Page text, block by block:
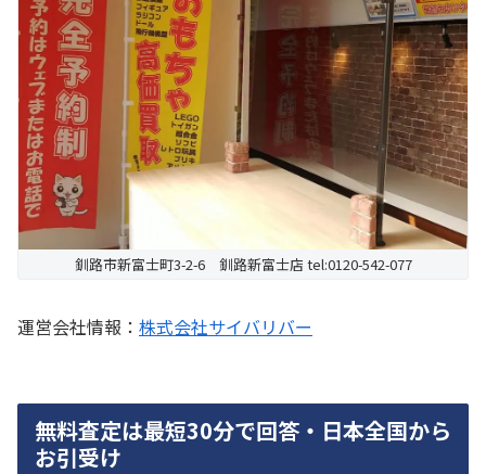
釧路市新富士町3-2-6 釧路新富士店 tel:0120-542-077
運営会社情報： 株式会社サイバリバー
無料査定は最短30分で回答・日本全国から
お引受け